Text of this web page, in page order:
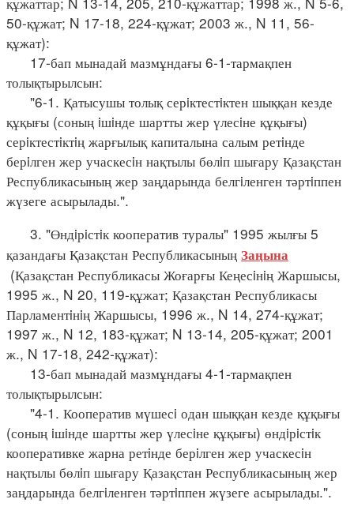
50-құжат; N 17-18, 224-құжат; 2003 ж., N 11, 56-
құжат):
17-бап мынадай мазмұндағы 6-1-тармақпен
толықтырылсын:
"6-1. Қатысушы толық серiктестiктен шыққан кезде
құқығы (соның iшiнде шартты жер үлесiне құқығы)
серiктестiктiң жарғылық капиталына салым ретiнде
берiлген жер учаскесiн нақтылы бөлiп шығару Қазақстан
Республикасының жер заңдарында белгiленген тәртiппен
жүзеге асырылады.".
3. "Өндiрiстiк кооператив туралы" 1995 жылғы 5
қазандағы Қазақстан Республикасының Заңына
(Қазақстан Республикасы Жоғарғы Кеңесiнiң Жаршысы,
1995 ж., N 20, 119-құжат; Қазақстан Республикасы
Парламентiнiң Жаршысы, 1996 ж., N 14, 274-құжат;
1997 ж., N 12, 183-құжат; N 13-14, 205-құжат; 2001
ж., N 17-18, 242-құжат):
13-бап мынадай мазмұндағы 4-1-тармақпен
толықтырылсын:
"4-1. Кооператив мүшесi одан шыққан кезде құқығы
(соның iшiнде шартты жер үлесiне құқығы) өндiрiстiк
кооперативке жарна ретiнде берiлген жер учаскесiн
нақтылы бөлiп шығару Қазақстан Республикасының жер
заңдарында белгiленген тәртiппен жүзеге асырылады.".